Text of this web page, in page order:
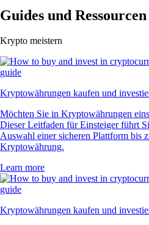
Guides und Ressourcen
Krypto meistern
Kryptowährungen kaufen und
Möchten Sie in Kryptowährungen
Dieser Leitfaden für Einsteiger führt
Auswahl einer sicheren Plattform bis
Kryptowährung.
Learn more
Kryptowährungen kaufen und